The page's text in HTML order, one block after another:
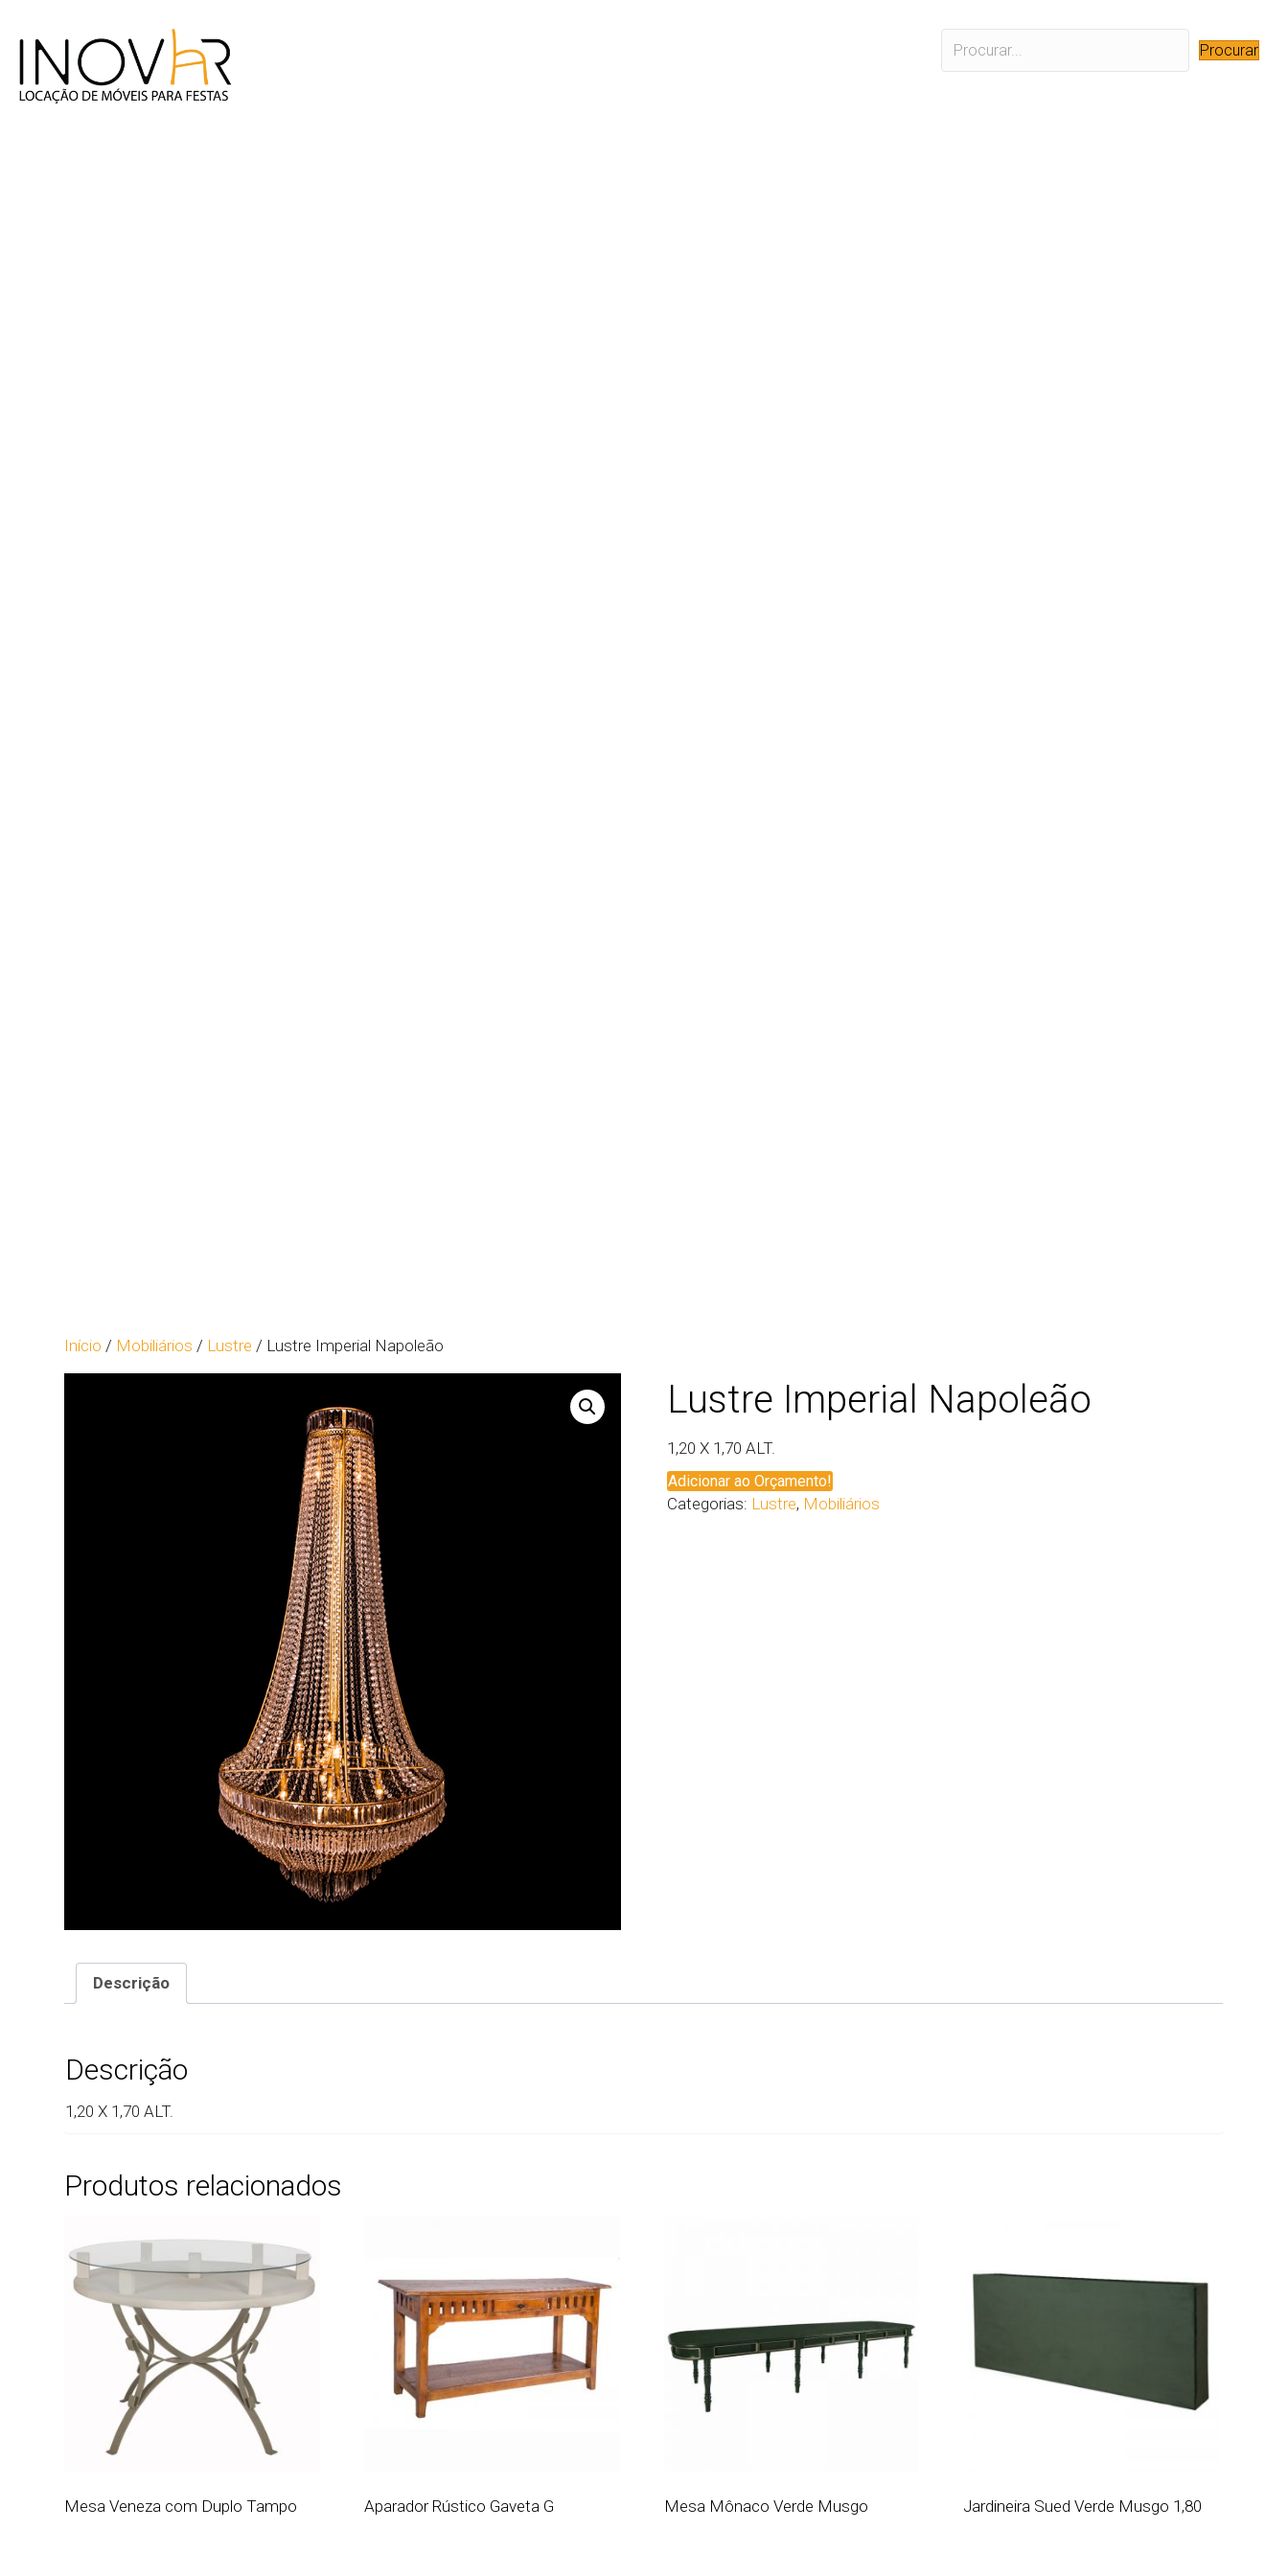
Procurar
Início / Mobiliários / Lustre / Lustre Imperial Napoleão
Lustre Imperial Napoleão
1,20 X 1,70 ALT.
Adicionar ao Orçamento!
Categorias: Lustre, Mobiliários
Descrição
Descrição
1,20 X 1,70 ALT.
Produtos relacionados
Mesa Veneza com Duplo Tampo Aparador Rústico Gaveta G Mesa Mônaco Verde Musgo Jardineira Sued Verde Musgo 1,80